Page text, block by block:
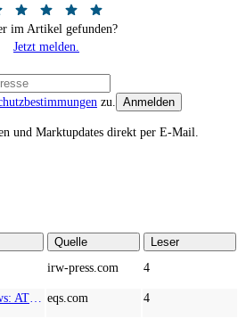
im Artikel gefunden?
Jetzt melden.
zu. Anmelden
und Marktupdates direkt per E-Mail.
Quelle
Leser
irw-press.com 4
eqs.com 4